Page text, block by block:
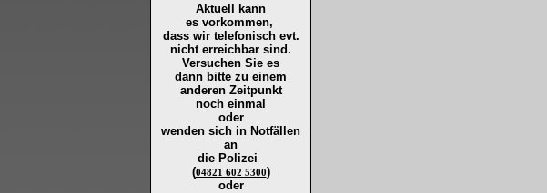
Aktuell kann
es vorkommen,
dass wir telefonisch evt.
nicht erreichbar sind.
Versuchen Sie es
dann bitte zu einem
anderen Zeitpunkt
noch einmal
oder
wenden sich in Notfällen
an
die Polizei
(04821 602 5300)
oder